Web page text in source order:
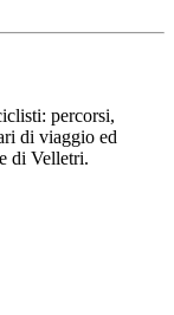
percorsi,
di viaggio ed
di Velletri.